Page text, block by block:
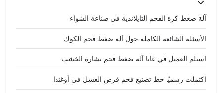
آلة ضغط كرة الفحم التايلاندية في صناعة الشواء
الأسئلة الشائعة الكاملة حول آلة ضغط فحم الكوك
استلم العميل في غانا آلة ضغط فحم نشارة الخشب
اكتملت رسميًا خط تصنيع فحم قرص العسل في أوغندا